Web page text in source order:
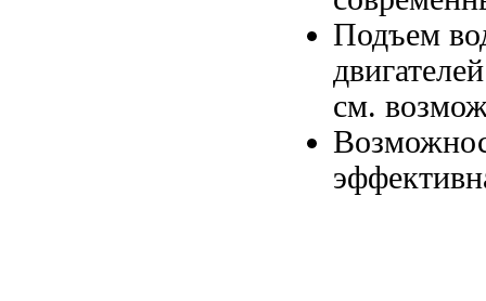
Подъем
двигателей
см.